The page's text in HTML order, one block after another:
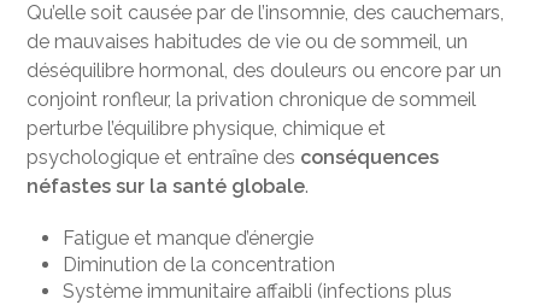
Qu’elle soit causée par de l’insomnie, des cauchemars,
de mauvaises habitudes de vie ou de sommeil, un
déséquilibre hormonal, des douleurs ou encore par un
conjoint ronfleur, la privation chronique de sommeil
perturbe l’équilibre physique, chimique et
psychologique et entraîne des conséquences
néfastes sur la santé globale.
Fatigue et manque d’énergie
Diminution de la concentration
Système immunitaire affaibli (infections plus